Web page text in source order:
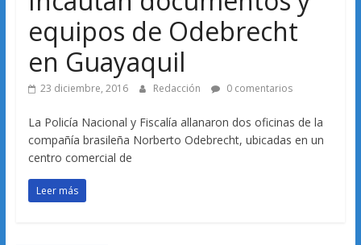
equipos de Odebrecht
en Guayaquil
23 diciembre, 2016 Redacción 0 comentarios
La Policía Nacional y Fiscalía allanaron dos oficinas de la
compañía brasileña Norberto Odebrecht, ubicadas en un
centro comercial de
Leer más